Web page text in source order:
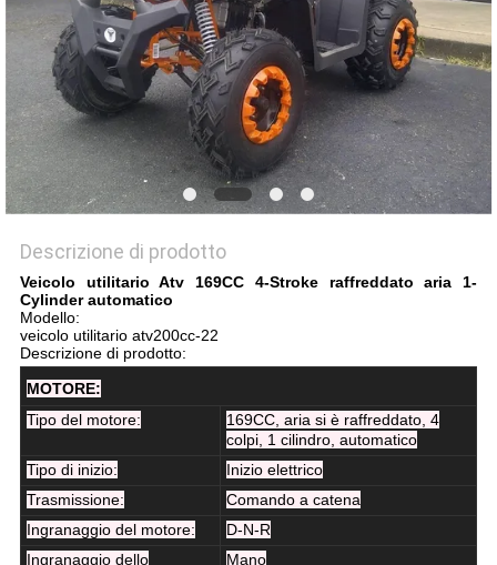
Descrizione di prodotto
Veicolo utilitario Atv 169CC 4-Stroke raffreddato aria 1-
Cylinder automatico
Modello:
veicolo utilitario atv200cc-22
Descrizione di prodotto:
MOTORE:
Tipo del motore:
169CC, aria si è raffreddato, 4
colpi, 1 cilindro, automatico
Tipo di inizio:
Inizio elettrico
Trasmissione:
Comando a catena
Ingranaggio del motore:
D-N-R
Ingranaggio dello
Mano